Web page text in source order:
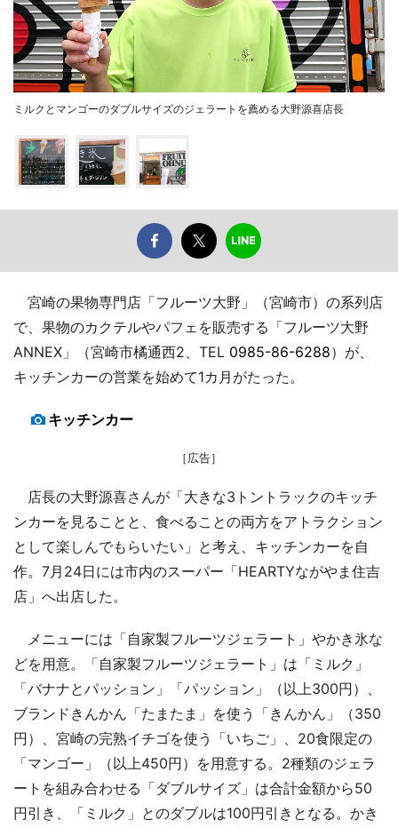
ミルクとマンゴーのダブルサイズのジェラートを薦める大野源喜店長
宮崎の果物専門店「フルーツ大野」（宮崎市）の系列店
で、果物のカクテルやパフェを販売する「フルーツ大野
ANNEX」（宮崎市橘通西2、TEL 0985-86-6288）が、
キッチンカーの営業を始めて1カ月がたった。
キッチンカー
［広告］
店長の大野源喜さんが「大きな3トントラックのキッチ
ンカーを見ることと、食べることの両方をアトラクション
として楽しんでもらいたい」と考え、キッチンカーを自
作。7月24日には市内のスーパー「HEARTYながやま住吉
店」へ出店した。
メニューには「自家製フルーツジェラート」やかき氷な
どを用意。「自家製フルーツジェラート」は「ミルク」
「バナナとパッション」「パッション」（以上300円）、
ブランドきんかん「たまたま」を使う「きんかん」（350
円）、宮崎の完熟イチゴを使う「いちご」、20食限定の
「マンゴー」（以上450円）を用意する。2種類のジェラ
ートを組み合わせる「ダブルサイズ」は合計金額から50
円引き、「ミルク」とのダブルは100円引きとなる。かき